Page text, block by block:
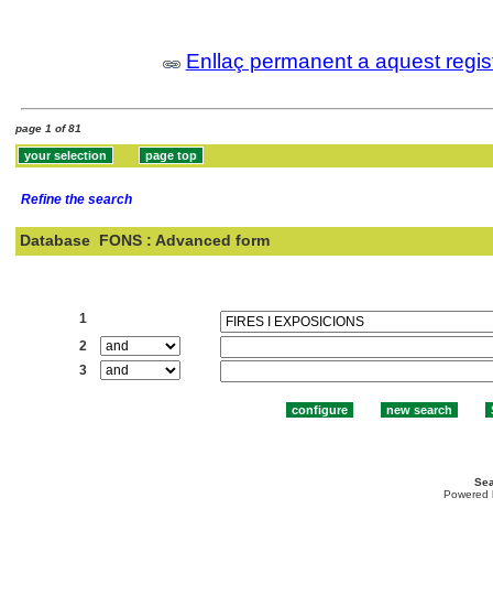
Enllaç permanent a aquest
page 1 of 81
Refine the search
Database FONS : Advanced form
1
2
3